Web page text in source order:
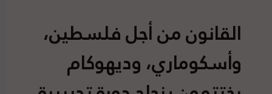
القانون من أجل فلسطين،
وأسكوماري، وديهوكام